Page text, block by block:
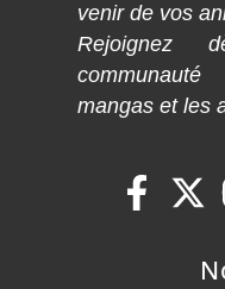
venir de vos
Rejoignez
mangas et les